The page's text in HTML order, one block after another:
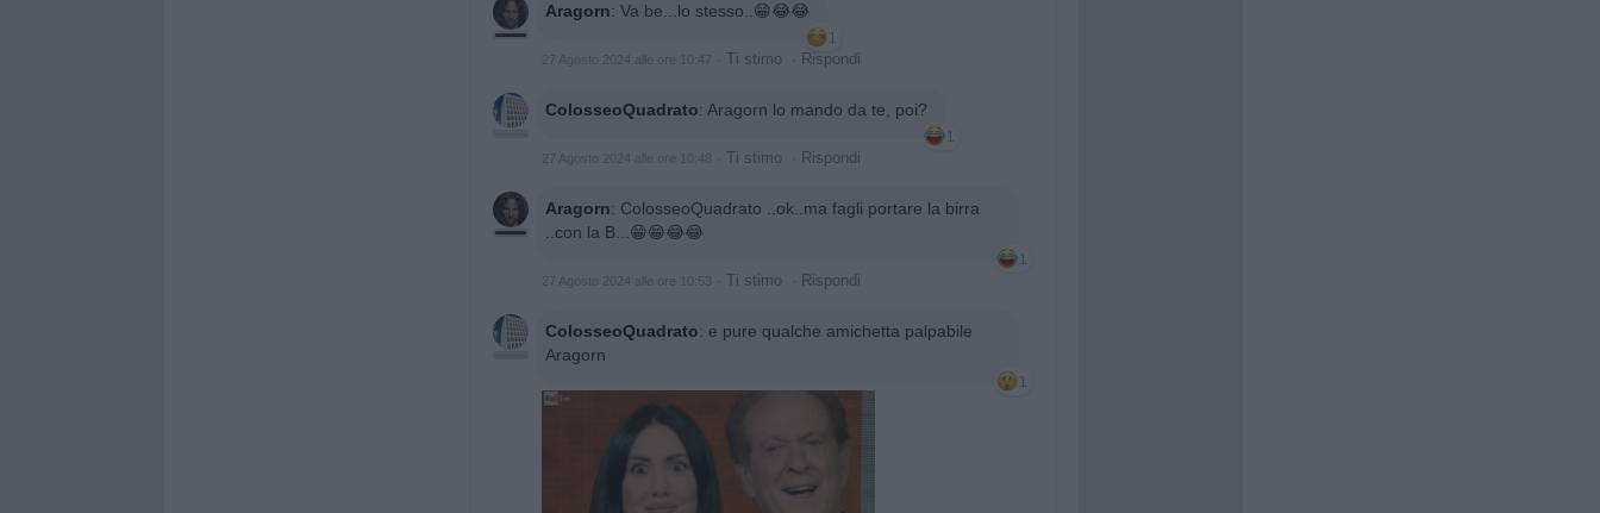
Aragorn: Va be...lo stesso..😁😂😂
1
27 Agosto 2024 alle ore 10:47 Ti stimo Rispondi
ColosseoQuadrato: Aragorn lo mando da te, poi?
1
27 Agosto 2024 alle ore 10:48 Ti stimo Rispondi
Aragorn: ColosseoQuadrato ..ok..ma fagli portare la birra
..con la B...😁😁😂😂
1
27 Agosto 2024 alle ore 10:53 Ti stimo Rispondi
ColosseoQuadrato: e pure qualche amichetta palpabile
Aragorn
1